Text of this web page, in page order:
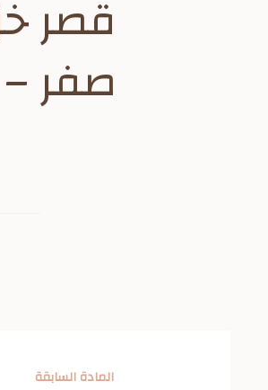
صفر – 1420هـ الموافق 17 مايو – 1999م
المادة السابقة